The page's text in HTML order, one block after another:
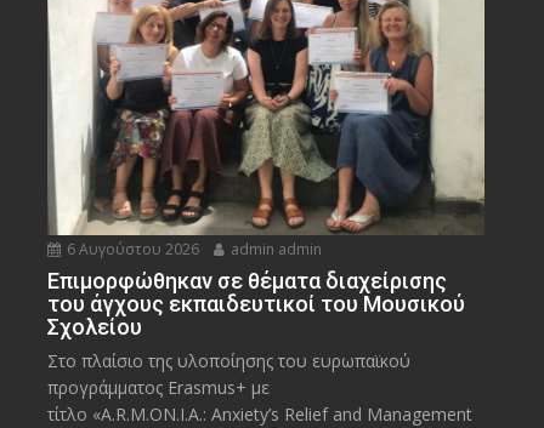
6 Αυγούστου 2026 admin admin
Eπιμορφώθηκαν σε θέματα διαχείρισης
του άγχους εκπαιδευτικοί του Μουσικού
Σχολείου
Στο πλαίσιο της υλοποίησης του ευρωπαϊκού
προγράμματος Erasmus+ με
τίτλο «A.R.M.ON.I.A.: Anxiety’s Relief and Management